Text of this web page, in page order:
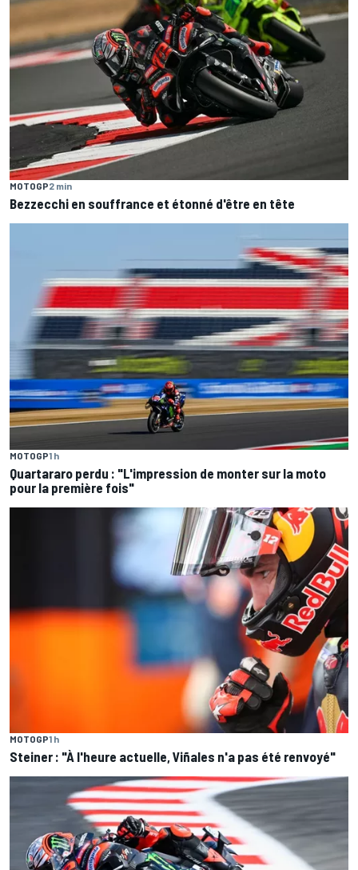
MOTOGP2 min
Bezzecchi en souffrance et étonné d'être en tête
MOTOGP1 h
Quartararo perdu : "L'impression de monter sur la moto
pour la première fois"
MOTOGP1 h
Steiner : "À l'heure actuelle, Viñales n'a pas été renvoyé"